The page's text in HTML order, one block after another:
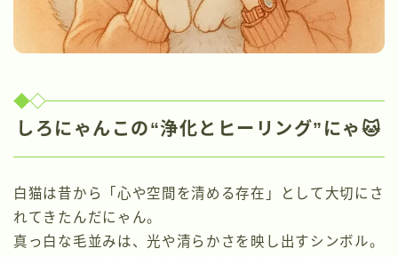
しろにゃんこの“浄化とヒーリング”にゃ🐱
白猫は昔から「心や空間を清める存在」として大切にさ
れてきたんだにゃん。
真っ白な毛並みは、光や清らかさを映し出すシンボル。